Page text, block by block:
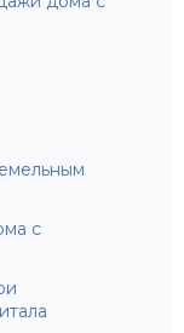
с